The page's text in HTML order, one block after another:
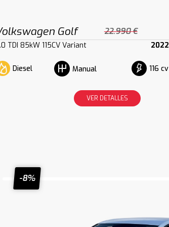
Golf 22.990 €
TDI 85kW 115CV Variant 2022
Diesel Manual 116 cv
VER DETALLES
-8%